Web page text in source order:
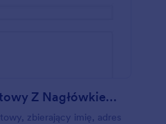
Formularz Kontaktowy Z Nagłówkiem I Stopką
zbierający imię, adres